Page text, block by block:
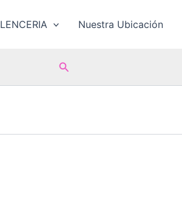
LENCERIA Nuestra Ubicación
Buscar